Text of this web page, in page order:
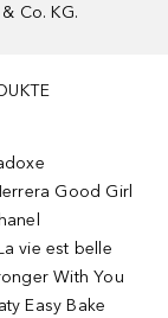
Co. KG.
Good Girl
vie est belle
With You
Easy Bake